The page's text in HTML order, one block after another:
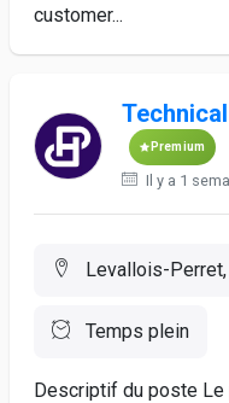
customer...
Premium
Il y a 1
Levallois-
Temps plein
Descriptif du poste